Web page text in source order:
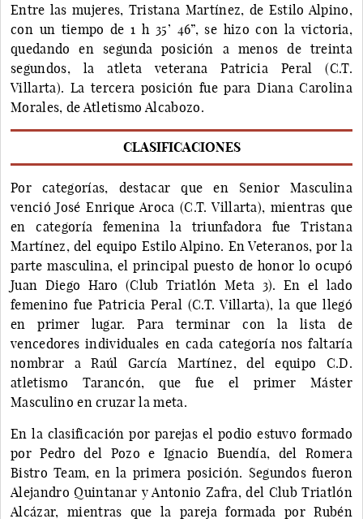
Entre las mujeres, Tristana Martínez, de Estilo Alpino,
con un tiempo de 1 h 35’ 46”, se hizo con la victoria,
quedando en segunda posición a menos de treinta
segundos, la atleta veterana Patricia Peral (C.T.
Villarta). La tercera posición fue para Diana Carolina
Morales, de Atletismo Alcabozo.
CLASIFICACIONES
Por categorías, destacar que en Senior Masculina
venció José Enrique Aroca (C.T. Villarta), mientras que
en categoría femenina la triunfadora fue Tristana
Martínez, del equipo Estilo Alpino. En Veteranos, por la
parte masculina, el principal puesto de honor lo ocupó
Juan Diego Haro (Club Triatlón Meta 3). En el lado
femenino fue Patricia Peral (C.T. Villarta), la que llegó
en primer lugar. Para terminar con la lista de
vencedores individuales en cada categoría nos faltaría
nombrar a Raúl García Martínez, del equipo C.D.
atletismo Tarancón, que fue el primer Máster
Masculino en cruzar la meta.
En la clasificación por parejas el podio estuvo formado
por Pedro del Pozo e Ignacio Buendía, del Romera
Bistro Team, en la primera posición. Segundos fueron
Alejandro Quintanar y Antonio Zafra, del Club Triatlón
Alcázar, mientras que la pareja formada por Rubén